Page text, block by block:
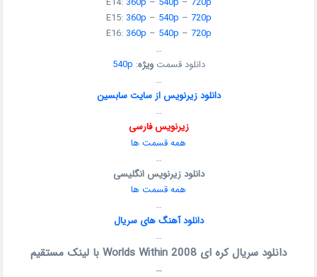
E15: 360p – 540p – 720p
E16: 360p – 540p – 720p
…
دانلود قسمتویژه:
540p
…
دانلود زیرنویس از سایت سابسین
…
زیرنویس فارسی
همه قسمت ها
…
دانلود زیرنویس انگلیسی
همه قسمت ها
…
دانلود آهنگ های سریال
…
دانلود سریال کره ای Worlds Within 2008 با لینک مستقیم
…